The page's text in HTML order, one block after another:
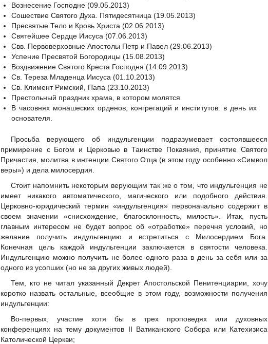
Вознесение Господне (09.05.2013)
Сошествие Святого Духа. Пятидесятница (19.05.2013)
Пресвятые Тело и Кровь Христа (02.06.2013)
Святейшее Сердце Иисуса (07.06.2013)
Свв. Первоверховные Апостолы Петр и Павел (29.06.2013)
Успение Пресвятой Богородицы (15.08.2013)
Воздвижение Святого Креста Господня (14.09.2013)
Св. Тереза Младенца Иисуса (01.10.2013)
Св. Климент Римский, Папа (23.10.2013)
Престольный праздник храма, в котором молятся
В часовнях монашеских орденов, конгрегаций и институтов: в день их
основателя.
Просьба верующего об индульгенции подразумевает состоявшееся
примирение с Богом и Церковью в Таинстве Покаяния, принятие Святого
Причастия, молитва в интенции Святого Отца (в этом году особенно «Символ
веры») и дела милосердия.
Стоит напомнить некоторым верующим так же о том, что индульгенция не
имеет никакого автоматического, магического или подобного действия.
Церковно-юридический термин «индульгенция» первоначально содержит в
своем значении «снисхождение, благосклонность, милость». Итак, пусть
главным интересом не будет вопрос об «отработке» перечня условий, но
желание получить индульгенцию и встретиться с Милосердием Бога.
Конечная цель каждой индульгенции заключается в святости человека.
Индульгенцию можно получить не более одного раза в день за себя или за
одного из усопших (но не за других живых людей).
Тем, кто не читал указанный Декрет Апостольской Пенитенциарии, хочу
коротко назвать остальные, всеобщие в этом году, возможности получения
индульгенции:
Во-первых, участие хотя бы в трех проповедях или духовных
конференциях на тему документов II Ватиканского Собора или Катехизиса
Католической Церкви;